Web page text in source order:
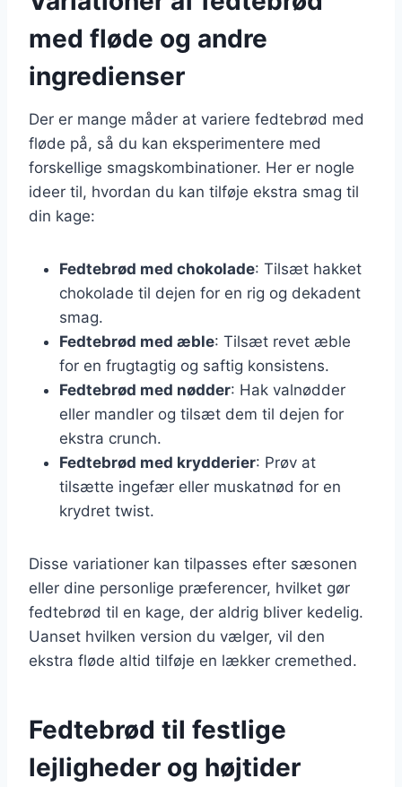
med fløde og andre
ingredienser
Der er mange måder at variere fedtebrød med
fløde på, så du kan eksperimentere med
forskellige smagskombinationer. Her er nogle
ideer til, hvordan du kan tilføje ekstra smag til
din kage:
Fedtebrød med chokolade: Tilsæt hakket
chokolade til dejen for en rig og dekadent
smag.
Fedtebrød med æble: Tilsæt revet æble
for en frugtagtig og saftig konsistens.
Fedtebrød med nødder: Hak valnødder
eller mandler og tilsæt dem til dejen for
ekstra crunch.
Fedtebrød med krydderier: Prøv at
tilsætte ingefær eller muskatnød for en
krydret twist.
Disse variationer kan tilpasses efter sæsonen
eller dine personlige præferencer, hvilket gør
fedtebrød til en kage, der aldrig bliver kedelig.
Uanset hvilken version du vælger, vil den
ekstra fløde altid tilføje en lækker cremethed.
Fedtebrød til festlige
lejligheder og højtider